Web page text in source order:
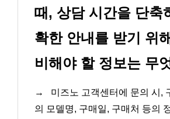
때, 상담 시간을 단축
확한 안내를 받기 위
비해야 할 정보는 무
→
미즈노 고객센터에 문의 시,
의 모델명, 구매일, 구매처 등의